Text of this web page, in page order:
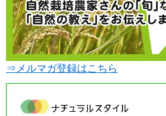
⇒メルマガ登録はこちら